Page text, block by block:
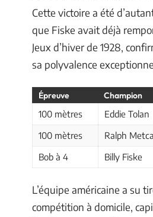
Cette victoire a été
que Fiske avait déjà
Jeux d’hiver de 1928,
sa polyvalence
Épreuve Champion
100 mètres
Eddie Tolan
100 mètres
Ralph
Bob à 4
Billy Fiske
L’équipe américaine a su
compétition à domicile,